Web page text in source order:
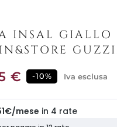
INSAL GIALLO
€ -10% Iva esclusa